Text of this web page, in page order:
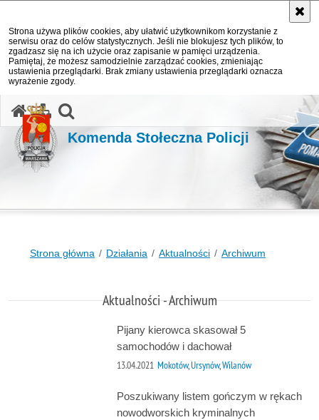
Strona używa plików cookies, aby ułatwić użytkownikom korzystanie z
serwisu oraz do celów statystycznych. Jeśli nie blokujesz tych plików, to
zgadzasz się na ich użycie oraz zapisanie w pamięci urządzenia.
Pamiętaj, że możesz samodzielnie zarządzać cookies, zmieniając
ustawienia przeglądarki. Brak zmiany ustawienia przeglądarki oznacza
wyrażenie zgody.
Komenda Stołeczna Policji
Strona główna Działania Aktualności Archiwum
Aktualności - Archiwum
Pijany kierowca skasował 5
samochodów i dachował
13.04.2021 Mokotów, Ursynów, Wilanów
Poszukiwany listem gończym w rękach
nowodworskich kryminalnych